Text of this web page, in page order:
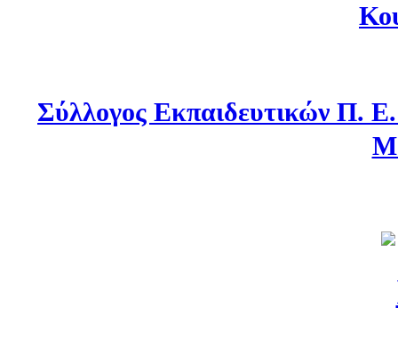
Σύλλογος Εκπαιδευτικών Π.